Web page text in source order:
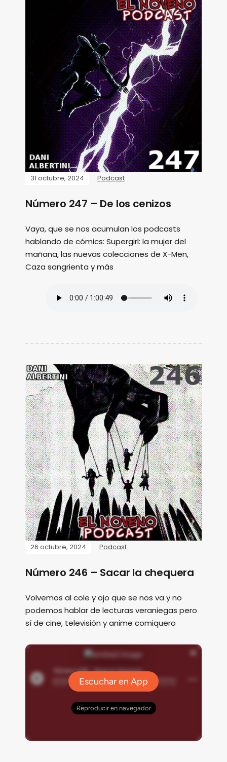
31 octubre, 2024 Podcast
Número 247 – De los cenizos
Vaya, que se nos acumulan los podcasts
hablando de cómics: Supergirl: la mujer del
mañana, las nuevas colecciones de X-Men,
Caza sangrienta y más
26 octubre, 2024 Podcast
Número 246 – Sacar la chequera
Volvemos al cole y ojo que se nos va y no
podemos hablar de lecturas veraniegas pero
sí de cine, televisión y anime comiquero